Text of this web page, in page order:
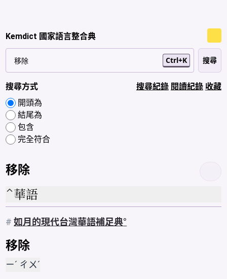
Kemdict 國家語言整合典
Ctrl+K
搜尋方式
開頭為
結尾為
包含
完全符合
搜尋紀錄 閱讀紀錄 收藏
移除
華語
# 如月的現代台灣華語補足典
移除
ㄧˊ ㄔㄨˊ